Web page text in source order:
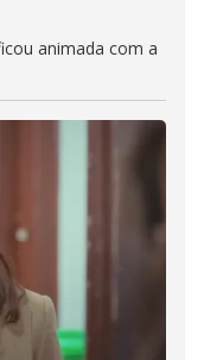
animada com a